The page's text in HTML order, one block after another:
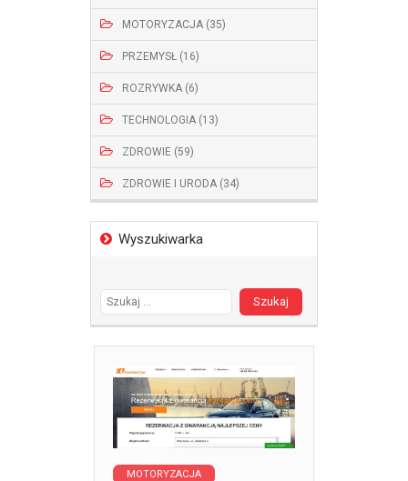
MOTORYZACJA (35)
PRZEMYSŁ (16)
ROZRYWKA (6)
TECHNOLOGIA (13)
ZDROWIE (59)
ZDROWIE I URODA (34)
Wyszukiwarka
MOTORYZACJA